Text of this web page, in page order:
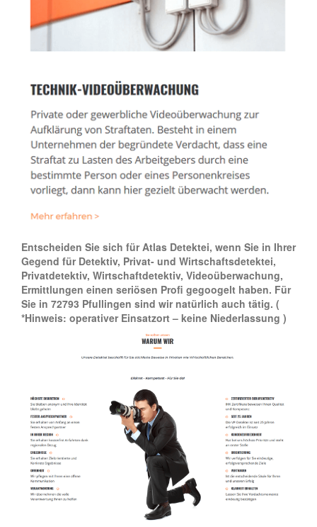
Entscheiden Sie sich für Atlas Detektei, wenn Sie in Ihrer
Gegend für Detektiv, Privat- und Wirtschaftsdetektei,
Privatdetektiv, Wirtschaftdetektiv, Videoüberwachung,
Ermittlungen einen seriösen Profi gegoogelt haben. Für
Sie in 72793 Pfullingen sind wir natürlich auch tätig. (
*Hinweis: operativer Einsatzort – keine Niederlassung )